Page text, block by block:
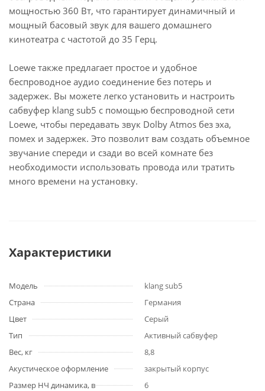
мощностью 360 Вт, что гарантирует динамичный и
мощный басовый звук для вашего домашнего
кинотеатра с частотой до 35 Герц.
Loewe также предлагает простое и удобное
беспроводное аудио соединение без потерь и
задержек. Вы можете легко установить и настроить
сабвуфер klang sub5 с помощью беспроводной сети
Loewe, чтобы передавать звук Dolby Atmos без эха,
помех и задержек. Это позволит вам создать объемное
звучание спереди и сзади во всей комнате без
необходимости использовать провода или тратить
много времени на установку.
Характеристики
Модель
klang sub5
Страна
Германия
Цвет
Серый
Тип
Активный сабвуфер
Вес, кг
8,8
Акустическое оформление
закрытый корпус
Размер НЧ динамика, в
6